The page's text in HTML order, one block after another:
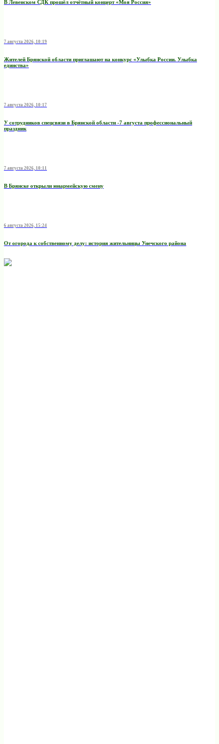
В Левенском СДК прошёл отчётный концерт «Моя Россия»
7 августа 2026, 10:19
Жителей Брянской области приглашают на конкурс «Улыбка России. Улыбка
единства»
7 августа 2026, 10:17
У сотрудников спецсвязи в Брянской области -7 августа профессиональный
праздник
7 августа 2026, 10:11
В Брянске открыли юнармейскую смену
6 августа 2026, 15:24
От огорода к собственному делу: история жительницы Унечского района